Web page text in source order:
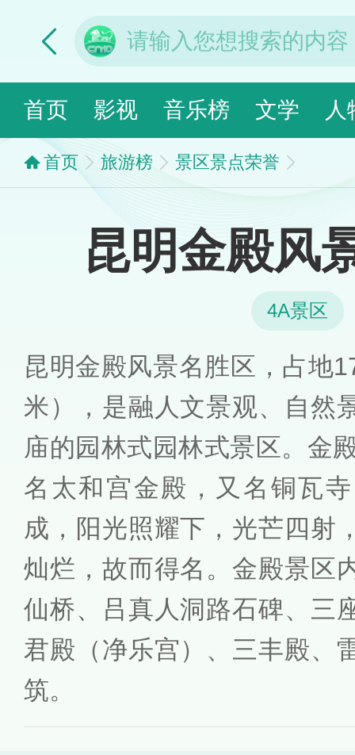
首页 影视 音乐榜 文学 人
首页 旅游榜 景区景点荣誉
昆明金殿风
4A景区
昆明金殿风景名胜区，占地
米），是融人文景观、自然
庙的园林式园林式景区。金
名太和宫金殿，又名铜瓦
成，阳光照耀下，光芒四射
灿烂，故而得名。金殿景区
仙桥、吕真人洞路石碑、三
君殿（净乐宫）、三丰殿、
筑。